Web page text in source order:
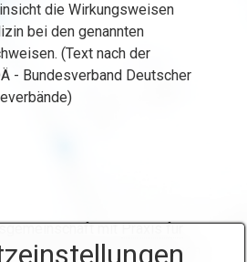
die Wirkungsweisen
bei den genannten
(Text nach der
- Bundesverband Deutscher
mitPraxis für
Kinzel und Simon